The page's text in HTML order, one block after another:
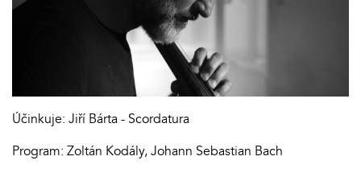
Účinkuje: Jiří Bárta - Scordatura
Program: Zoltán Kodály, Johann Sebastian Bach